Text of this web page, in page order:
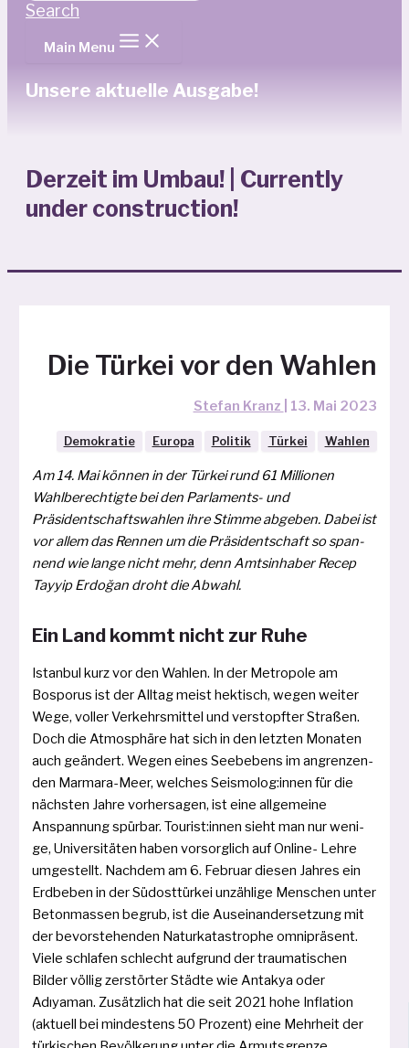
Search
Main Menu
Unsere aktuelle Ausgabe!
Derzeit im Umbau! | Currently
under construction!
Die Türkei vor den Wahlen
Stefan Kranz 13. Mai 2023
Demokratie Europa Politik Türkei Wahlen
Am 14. Mai kön­nen in der Türkei rund 61 Millionen
Wahlberechtigte bei den Parlaments- und
Präsidentschaftswahlen ihre Stimme abge­ben. Dabei ist
vor allem das Rennen um die Präsidentschaft so span­
nend wie lan­ge nicht mehr, denn Amtsinhaber Recep
Tayyip Erdoğan droht die Abwahl.
Ein Land kommt nicht zur Ruhe
Istanbul kurz vor den Wahlen. In der Metropole am
Bosporus ist der Alltag meist hek­tisch, wegen wei­ter
Wege, vol­ler Verkehrsmittel und ver­stopf­ter Straßen.
Doch die Atmosphäre hat sich in den letz­ten Monaten
auch geän­dert. Wegen eines Seebebens im angren­zen­
den Marmara-Meer, wel­ches Seismolog:innen für die
nächs­ten Jahre vor­her­sa­gen, ist eine all­ge­mei­ne
Anspannung spür­bar. Tourist:innen sieht man nur weni­
ge, Universitäten haben vor­sorg­lich auf Online- Lehre
umge­stellt. Nachdem am 6. Februar die­sen Jahres ein
Erdbeben in der Südosttürkei unzäh­li­ge Menschen unter
Betonmassen begrub, ist die Auseinandersetzung mit
der bevor­ste­hen­den Naturkatastrophe omni­prä­sent.
Viele schla­fen schlecht auf­grund der trau­ma­ti­schen
Bilder völ­lig zer­stör­ter Städte wie Antakya oder
Adıyaman. Zusätzlich hat die seit 2021 hohe Inflation
(aktu­ell bei min­des­tens 50 Prozent) eine Mehrheit der